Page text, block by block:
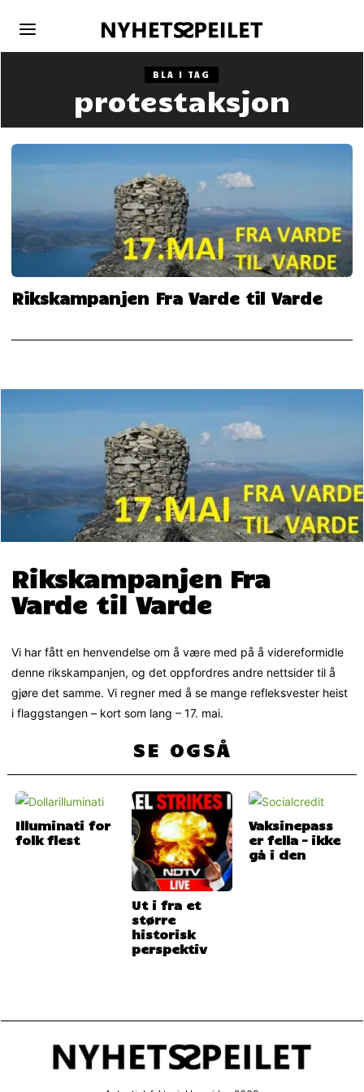
BLA I TAG
protestaksjon
Rikskampanjen Fra Varde til Varde
Rikskampanjen Fra
Varde til Varde
Vi har fått en henvendelse om å være med på å videreformidle
denne rikskampanjen, og det oppfordres andre nettsider til å
gjøre det samme. Vi regner med å se mange refleksvester heist
i flaggstangen – kort som lang – 17. mai.
SE OGSÅ
Illuminati for
folk flest
Ut i fra et
større
historisk
perspektiv
Vaksinepass
er fella – ikke
gå i den